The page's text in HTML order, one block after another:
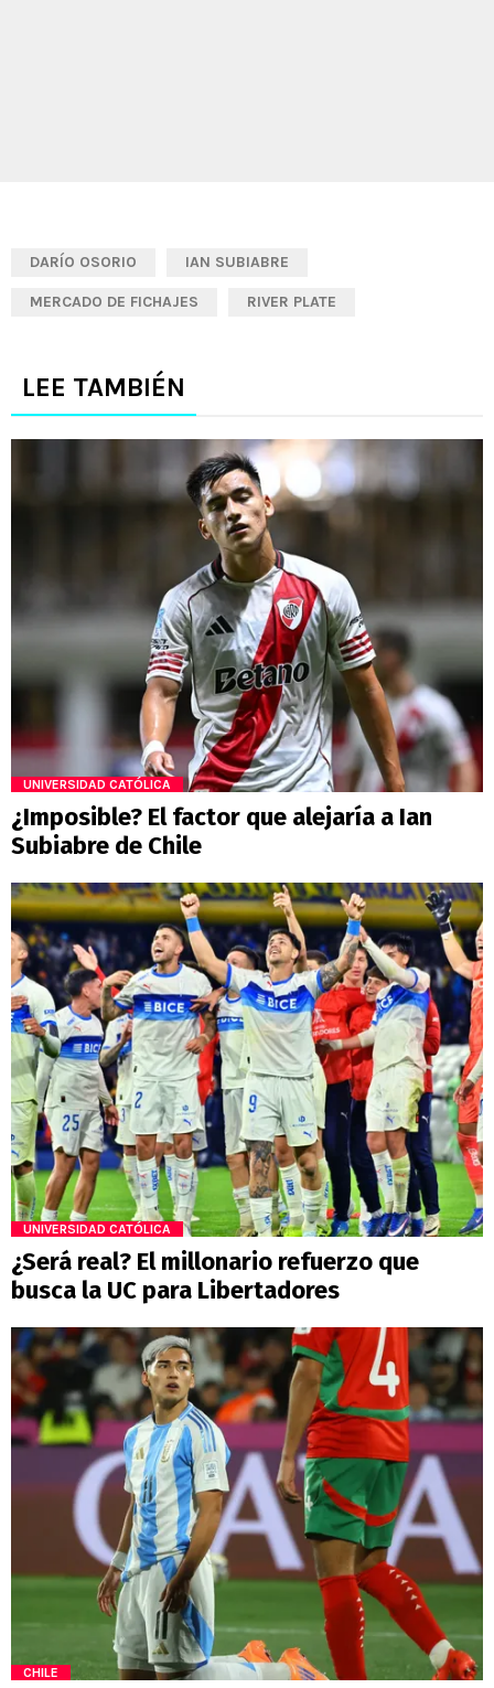
DARÍO OSORIO IAN SUBIABRE
MERCADO DE FICHAJES RIVER PLATE
LEE TAMBIÉN
UNIVERSIDAD CATÓLICA
¿Imposible? El factor que alejaría a Ian
Subiabre de Chile
UNIVERSIDAD CATÓLICA
¿Será real? El millonario refuerzo que
busca la UC para Libertadores
CHILE